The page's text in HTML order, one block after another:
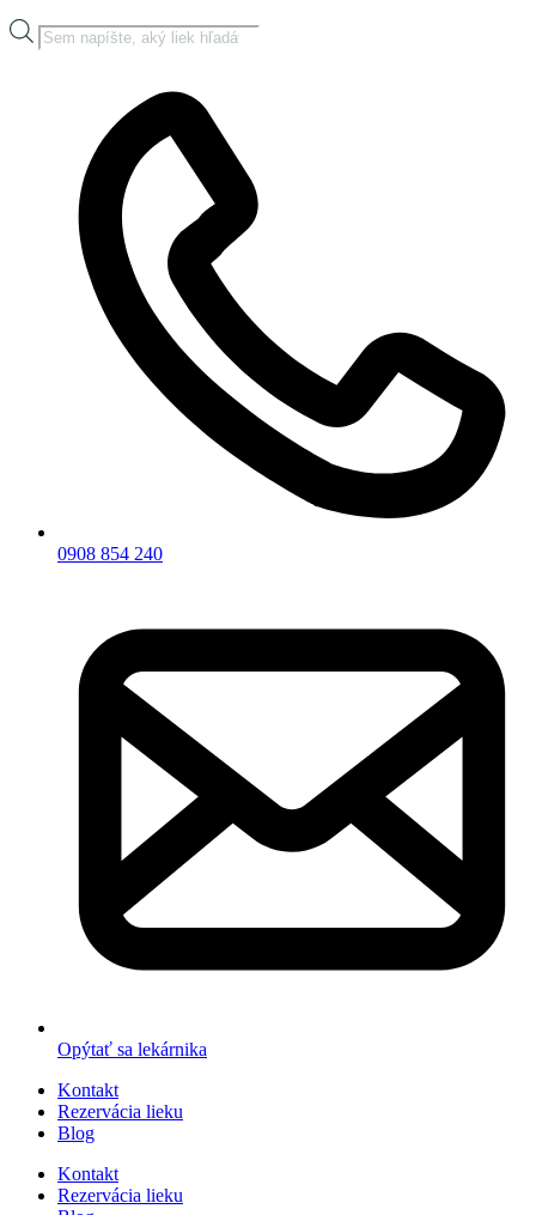
Products
search
0908 854 240
Opýtať sa lekárnika
Kontakt
Rezervácia lieku
Blog
Kontakt
Rezervácia lieku